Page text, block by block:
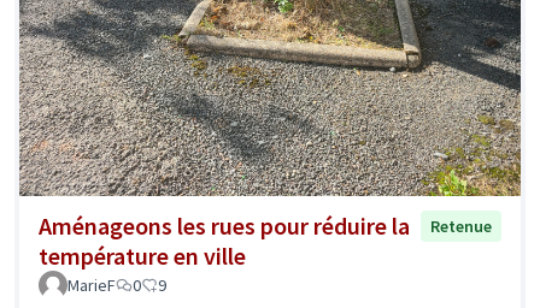
Aménageons les rues pour réduire la
température en ville
Retenue
MarieF 0 9